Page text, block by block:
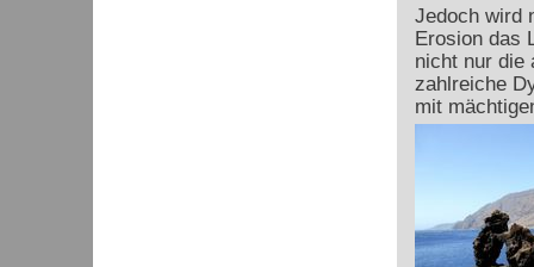
Jedoch wird
Erosion das
nicht nur die
zahlreiche
mit